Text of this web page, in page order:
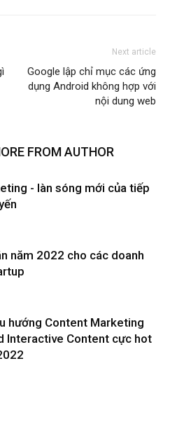
Next article
Google lập chỉ mục các ứng
dụng Android không hợp với
nội dung web
FROM AUTHOR
- làn sóng mới của tiếp
năm 2022 cho các doanh
hướng Content Marketing
Interactive Content cực hot